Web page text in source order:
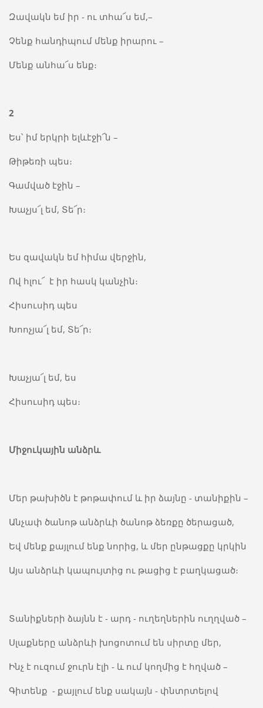
Զավակն եմ իր - ու տհա՜ս եմ,–
Չենք հանդիպում մենք իրարու –
Մենք անհա՜ս ենք։
2
Ես՝ իմ երկրի ելևէջի՜ն –
Թիթեռի պես։
Գամված էջին –
Խաչյս՜լ եմ, Տե՜ր։
Ես զավակն եմ հիմա վերջին,
Ով հլու՜ է իր հասկ կանչին։
Հիսուսիդ պես
Խոոչյա՜լ եմ, Տե՜ր։
Խաչյա՜լ եմ, ես
Հիսուսիդ պես։
Միջուկային անձրև
Մեր թախիծն է թոթափում և իր ձայնը - տանիքին –
Անչափ ծանոթ անձրևի ծանոթ ձեռքը ծերացած,
Եվ մենք քայլում ենք նորից, և մեր ընթացքը կրկին
Այս անձրևի կապույտից ու թացից է բաղկացած։
Տանիքների ձայնն է - արդ - ուղեղներին ուղղված –
Սլաքները անձրևի խոցոտում են սիրտը մեր,
Ինչ է ուզում ջուրն էլի - և ում կողմից է հղված –
Գիտենք - քայլում ենք սակայն - փնտրտելով